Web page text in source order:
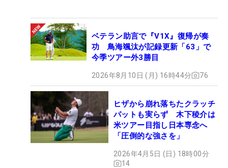
ベテラン助言で『V1X』復帰が奏
功 鳥海颯汰が記録更新「63」で
今季ツアー外3勝目
2026年8月10日 (月) 16時44分 76
ヒザから崩れ落ちたクラッチ
パットも実らず 木下稜介は
米ツアー目指し日本専念へ
「圧倒的な強さを」
2026年4月5日 (日) 18時00分
14